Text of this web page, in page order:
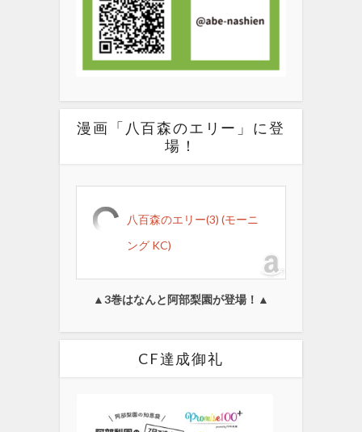
漫画「八百森のエリー」に登
場！
八百森のエリー(3) (モーニ
ング KC)
▲3巻はなんと阿部梨園が登場！▲
CF達成御礼